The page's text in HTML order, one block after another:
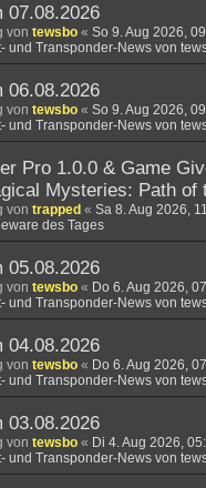
07.08.2026
von tewsbo « So 9. Aug 2026,
und Transponder-News von
06.08.2026
von tewsbo « So 9. Aug 2026,
und Transponder-News von
Pro 1.0.0 & Game
Mysteries: Path of
von trapped « Sa 8. Aug 2026,
des Tages
05.08.2026
von tewsbo « Do 6. Aug 2026,
und Transponder-News von
04.08.2026
von tewsbo « Do 6. Aug 2026,
und Transponder-News von
03.08.2026
von tewsbo « Di 4. Aug 2026,
und Transponder-News von